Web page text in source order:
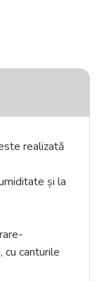
realizată
și la
canturile